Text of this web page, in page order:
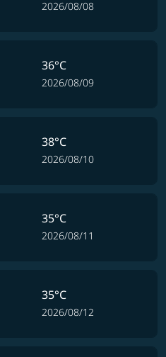
2026/08/08
36°C
2026/08/09
38°C
2026/08/10
35°C
2026/08/11
35°C
2026/08/12